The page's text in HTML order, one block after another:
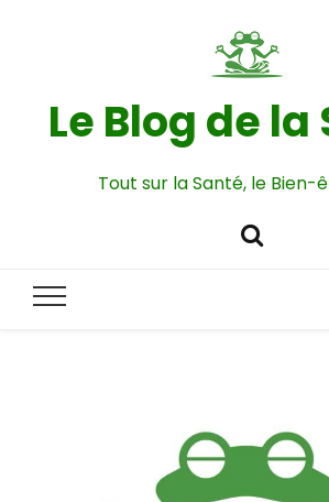
Le Blog de la
Tout sur la Santé, le Bien-